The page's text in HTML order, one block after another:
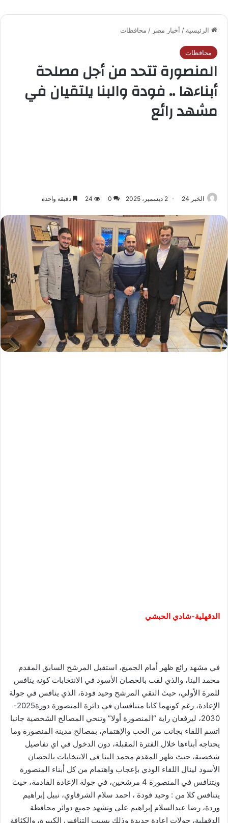
الرئيسية / أخبار مصر / محافظات
محافظات
المنصورة تتحد من أجل مصلحة
أبناءها .. فودة والبنا يلتقيان في
مشهد رائع
الخبر 24 2 ديسمبر، 2025 0
24 دقيقة واحدة
الدقهلية-شادي الحبشي
في مشهد رائع ظهر أمام الجميع، استقبل المرشح السابق المقدم
محمد البنا، والذي لقب بالحصان الأسود في الانتخابات كونه ينافس
للمرة الأولي، حيث التقي المرشح وحيد فودة، الذي ينافس في جولة
الإعادة، رغم كونهما كانا متنافسان في دائرة المنصورة دورة2025-
2030، ليرفعان راية “المنصورة أولا” وتنحي المصالح الشخصية جانبا
اتسم اللقاء بجانب من الحب والإهتمام، بمصالح مدينة المنصورة وما
يحتاجه أبناءها خلال الفترة المقبلة، دون الدخول في اي تفاصيل
شخصية، حيث ظهر المقدم محمد البنا في الانتخابات بالحصان
الأسود لينال اللقاء الودي بإعجاب واهتمام من كل أبناء المنصورة
ويتنافس في المنصورة 4 مرشحين، في جولة الإعادة القادمة، حيث
يتنافس كلا من : وحيد فودة ، احمد سلام الشرقاوي، نبيل إبراهيم
وردة، رضا عبدالسلام إبراهيم علي وتشهد جميع دوائر محافظة
الدقهلية، جولات اعادة جديدة وذلك بسبب التنافس الكبيرة، والكثافة